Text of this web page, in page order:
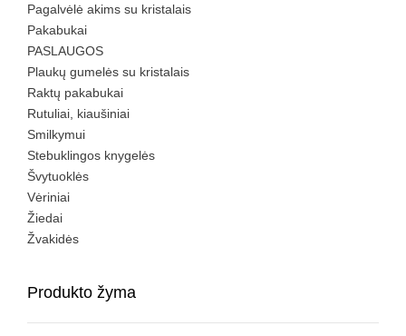
Pagalvėlė akims su kristalais
Pakabukai
PASLAUGOS
Plaukų gumelės su kristalais
Raktų pakabukai
Rutuliai, kiaušiniai
Smilkymui
Stebuklingos knygelės
Švytuoklės
Vėriniai
Žiedai
Žvakidės
Produkto žyma